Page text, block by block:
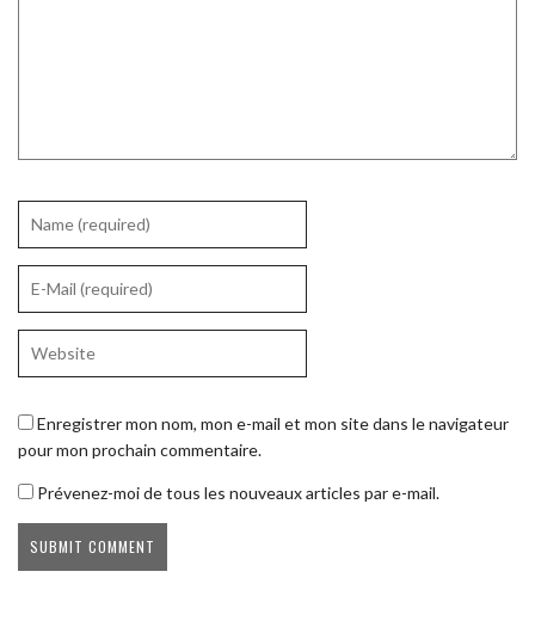
Enregistrer mon nom, mon e-mail et mon site dans le navigateur
pour mon prochain commentaire.
Prévenez-moi de tous les nouveaux articles par e-mail.